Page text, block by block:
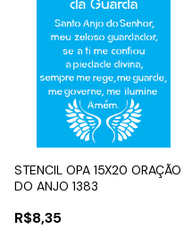
STENCIL OPA 15X20 ORAÇÃO
DO ANJO 1383
R$8,35